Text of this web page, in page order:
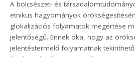
A bölcsészet- és
etnikus hagyományok
glokalizációs folyamatok megértése
jelentőségű. Ennek oka, hogy az
jelentéstermelő folyamatnak